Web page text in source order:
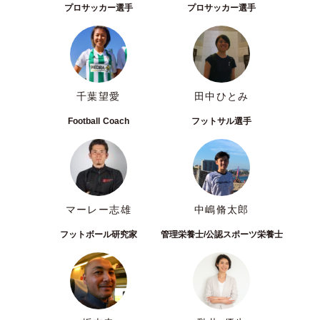
プロサッカー選手
千葉望愛
プロサッカー選手
田中ひとみ
Football Coach
マーレー志雄
フットサル選手
中嶋脩太郎
フットボール研究家 管理栄養士/公認スポーツ栄養士